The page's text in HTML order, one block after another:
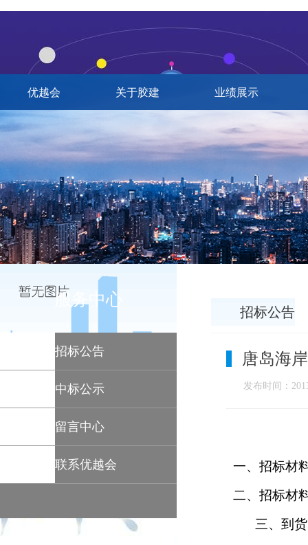
优越会 关于胶建 业绩展示
服务中心
招标公告
中标公示
留言中心
联系优越会
招标公告
唐岛海
发布时间：
一、招标材
二、招标材
三、到